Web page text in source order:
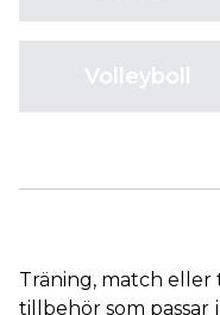
Volleyboll
Träning, match eller
tillbehör som passar